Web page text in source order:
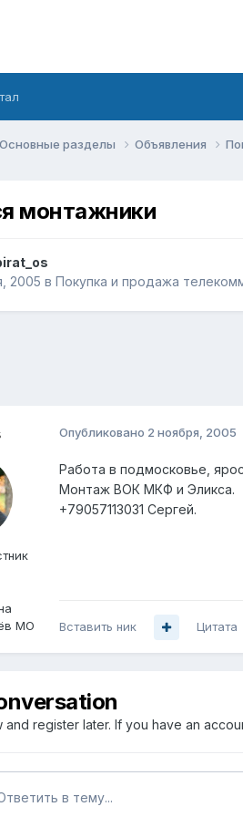
Основные разделы Объявления
монтажники
2005 в Покупка и продажа
МО
Опубликовано 2 ноября, 2005
Работа в подмосковье,
Монтаж ВОК МКФ и Эликса.
+79057113031 Сергей.
Вставить ник Цитата
and register later. If you have an
в тему...